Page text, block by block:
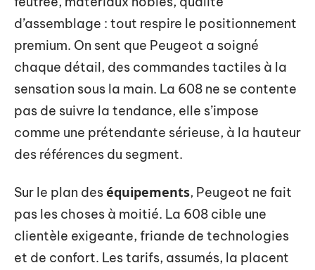
d’assemblage : tout respire le positionnement
premium. On sent que Peugeot a soigné
chaque détail, des commandes tactiles à la
sensation sous la main. La 608 ne se contente
pas de suivre la tendance, elle s’impose
comme une prétendante sérieuse, à la hauteur
des références du segment.
Sur le plan deséquipements, Peugeot ne fait
pas les choses à moitié. La 608 cible une
clientèle exigeante, friande de technologies
et de confort. Les tarifs, assumés, la placent